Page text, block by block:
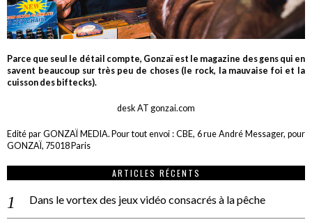
Parce que seul le détail compte, Gonzaï est le magazine des gens qui en
savent beaucoup sur très peu de choses (le rock, la mauvaise foi et la
cuisson des biftecks).
desk AT gonzai.com
Edité par GONZAÏ MEDIA. Pour tout envoi : CBE, 6 rue André Messager, pour
GONZAÏ, 75018 Paris
ARTICLES RÉCENTS
Dans le vortex des jeux vidéo consacrés à la pêche